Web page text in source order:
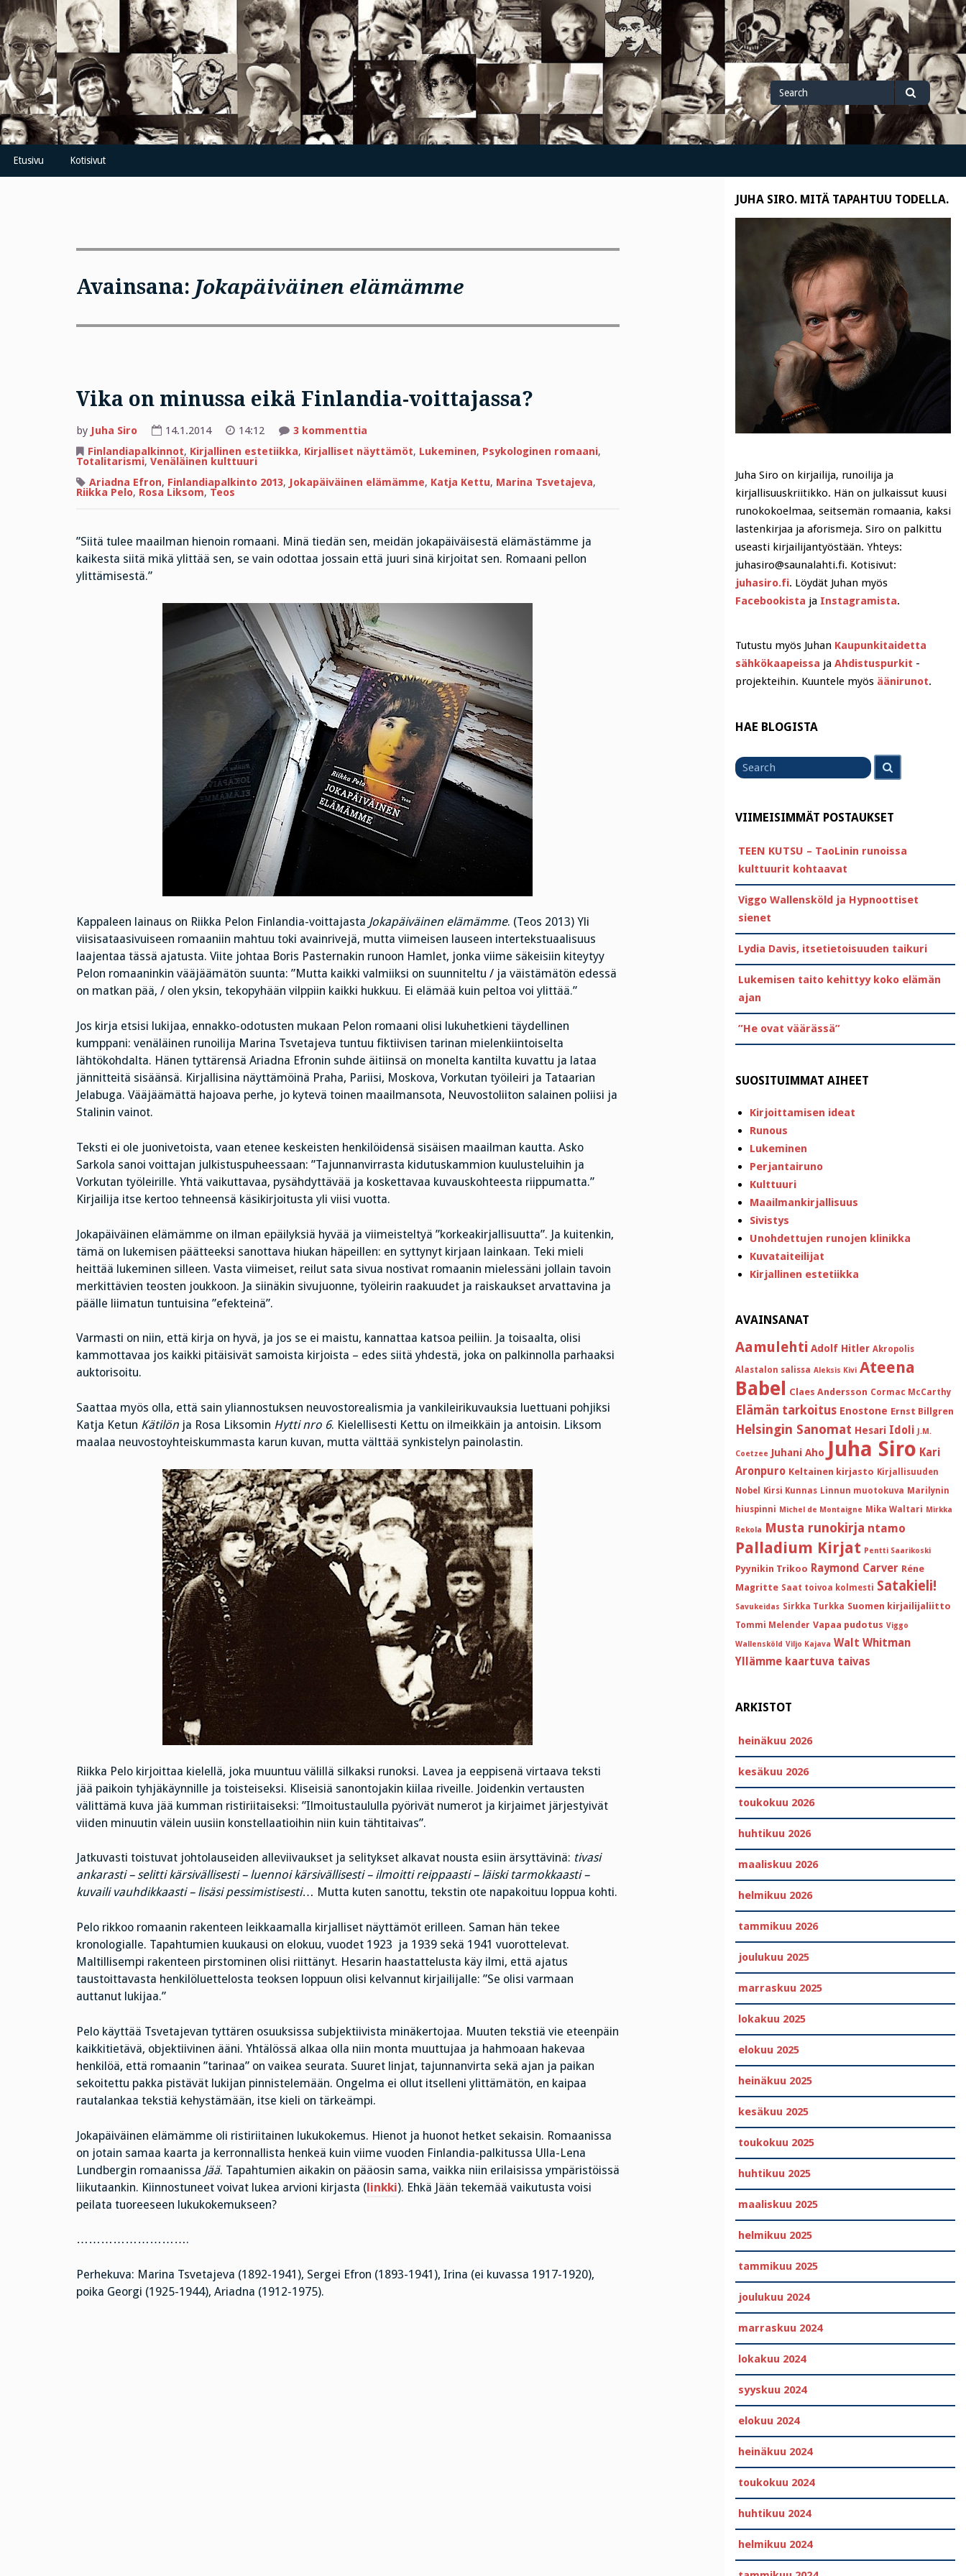
Skip
to
content
Search
for
Search
Etusivu Kotisivut
Avainsana: Jokapäiväinen elämämme
Vika on minussa eikä Finlandia-voittajassa?
by Juha Siro 14.1.2014 14:12 3 kommenttiaartikkeliin
on
minussa
Finlandia-
voittajassa?
Finlandiapalkinnot, Kirjallinen estetiikka, Kirjalliset näyttämöt, Lukeminen, Psykologinen romaani,
Totalitarismi, Venäläinen kulttuuri
Ariadna Efron, Finlandiapalkinto 2013, Jokapäiväinen elämämme, Katja Kettu, Marina Tsvetajeva,
Riikka Pelo, Rosa Liksom, Teos
”Siitä tulee maailman hienoin romaani. Minä tiedän sen, meidän jokapäiväisestä elämästämme ja
kaikesta siitä mikä ylittää sen, se vain odottaa jossain että juuri sinä kirjoitat sen. Romaani pellon
ylittämisestä.”
Kappaleen lainaus on Riikka Pelon Finlandia-voittajasta Jokapäiväinen elämämme. (Teos 2013) Yli
viisisataasivuiseen romaaniin mahtuu toki avainrivejä, mutta viimeisen lauseen intertekstuaalisuus
laajentaa tässä ajatusta. Viite johtaa Boris Pasternakin runoon Hamlet, jonka viime säkeisiin kiteytyy
Pelon romaaninkin vääjäämätön suunta: ”Mutta kaikki valmiiksi on suunniteltu / ja väistämätön edessä
on matkan pää, / olen yksin, tekopyhään vilppiin kaikki hukkuu. Ei elämää kuin peltoa voi ylittää.”
Jos kirja etsisi lukijaa, ennakko-odotusten mukaan Pelon romaani olisi lukuhetkieni täydellinen
kumppani: venäläinen runoilija Marina Tsvetajeva tuntuu fiktiivisen tarinan mielenkiintoiselta
lähtökohdalta. Hänen tyttärensä Ariadna Efronin suhde äitiinsä on monelta kantilta kuvattu ja lataa
jännitteitä sisäänsä. Kirjallisina näyttämöinä Praha, Pariisi, Moskova, Vorkutan työileiri ja Tataarian
Jelabuga. Vääjäämättä hajoava perhe, jo kytevä toinen maailmansota, Neuvostoliiton salainen poliisi ja
Stalinin vainot.
Teksti ei ole juonivetoista, vaan etenee keskeisten henkilöidensä sisäisen maailman kautta. Asko
Sarkola sanoi voittajan julkistuspuheessaan: ”Tajunnanvirrasta kidutuskammion kuulusteluihin ja
Vorkutan työleirille. Yhtä vaikuttavaa, pysähdyttävää ja koskettavaa kuvauskohteesta riippumatta.”
Kirjailija itse kertoo tehneensä käsikirjoitusta yli viisi vuotta.
Jokapäiväinen elämämme on ilman epäilyksiä hyvää ja viimeisteltyä ”korkeakirjallisuutta”. Ja kuitenkin,
tämä on lukemisen päätteeksi sanottava hiukan häpeillen: en syttynyt kirjaan lainkaan. Teki mieli
heittää lukeminen silleen. Vasta viimeiset, reilut sata sivua nostivat romaanin mielessäni jollain tavoin
merkittävien teosten joukkoon. Ja siinäkin sivujuonne, työleirin raakuudet ja raiskaukset arvattavina ja
päälle liimatun tuntuisina ”efekteinä”.
Varmasti on niin, että kirja on hyvä, ja jos se ei maistu, kannattaa katsoa peiliin. Ja toisaalta, olisi
kammottavaa jos kaikki pitäisivät samoista kirjoista – edes siitä yhdestä, joka on palkinnolla parhaaksi
auktorisoitu.
Saattaa myös olla, että sain yliannostuksen neuvostorealismia ja vankileirikuvauksia luettuani pohjiksi
Katja Ketun Kätilönja Rosa Liksomin Hytti nro 6. Kielellisesti Kettu on ilmeikkäin ja antoisin. Liksom
maalaa neuvostoyhteiskummasta karun kuvan, mutta välttää synkistelyn painolastin.
Riikka Pelo kirjoittaa kielellä, joka muuntuu välillä silkaksi runoksi. Lavea ja eeppisenä virtaava teksti
jää paikoin tyhjäkäynnille ja toisteiseksi. Kliseisiä sanontojakin kiilaa riveille. Joidenkin vertausten
välittämä kuva jää kumman ristiriitaiseksi: ”Ilmoitustaululla pyörivät numerot ja kirjaimet järjestyivät
viiden minuutin välein uusiin konstellaatioihin niin kuin tähtitaivas”.
Jatkuvasti toistuvat johtolauseiden alleviivaukset ja selitykset alkavat nousta esiin ärsyttävinä: tivasi
ankarasti – selitti kärsivällisesti – luennoi kärsivällisesti – ilmoitti reippaasti – läiski tarmokkaasti –
kuvaili vauhdikkaasti – lisäsi pessimistisesti… Mutta kuten sanottu, tekstin ote napakoituu loppua kohti.
Pelo rikkoo romaanin rakenteen leikkaamalla kirjalliset näyttämöt erilleen. Saman hän tekee
kronologialle. Tapahtumien kuukausi on elokuu, vuodet 1923 ja 1939 sekä 1941 vuorottelevat.
Maltillisempi rakenteen pirstominen olisi riittänyt. Hesarin haastattelusta käy ilmi, että ajatus
taustoittavasta henkilöluettelosta teoksen loppuun olisi kelvannut kirjailijalle: ”Se olisi varmaan
auttanut lukijaa.”
Pelo käyttää Tsvetajevan tyttären osuuksissa subjektiivista minäkertojaa. Muuten tekstiä vie eteenpäin
kaikkitietävä, objektiivinen ääni. Yhtälössä alkaa olla niin monta muuttujaa ja hahmoaan hakevaa
henkilöä, että romaanin ”tarinaa” on vaikea seurata. Suuret linjat, tajunnanvirta sekä ajan ja paikan
sekoitettu pakka pistävät lukijan pinnistelemään. Ongelma ei ollut itselleni ylittämätön, en kaipaa
rautalankaa tekstiä kehystämään, itse kieli on tärkeämpi.
Jokapäiväinen elämämme oli ristiriitainen lukukokemus. Hienot ja huonot hetket sekaisin. Romaanissa
on jotain samaa kaarta ja kerronnallista henkeä kuin viime vuoden Finlandia-palkitussa Ulla-Lena
Lundbergin romaanissa Jää. Tapahtumien aikakin on pääosin sama, vaikka niin erilaisissa ympäristöissä
liikutaankin. Kiinnostuneet voivat lukea arvioni kirjasta (linkki). Ehkä Jään tekemää vaikutusta voisi
peilata tuoreeseen lukukokemukseen?
……………………….
Perhekuva: Marina Tsvetajeva (1892-1941), Sergei Efron (1893-1941), Irina (ei kuvassa 1917-1920),
poika Georgi (1925-1944), Ariadna (1912-1975).
JUHA SIRO. MITÄ TAPAHTUU TODELLA.
Juha Siro on kirjailija, runoilija ja
kirjallisuuskriitikko. Hän on julkaissut kuusi
runokokoelmaa, seitsemän romaania, kaksi
lastenkirjaa ja aforismeja. Siro on palkittu
useasti kirjailijantyöstään. Yhteys:
juhasiro@saunalahti.fi. Kotisivut:
juhasiro.fi. Löydät Juhan myös
Facebookista ja Instagramista.
Tutustu myös Juhan Kaupunkitaidetta
sähkökaapeissa ja Ahdistuspurkit -
projekteihin. Kuuntele myös äänirunot.
HAE BLOGISTA
for
VIIMEISIMMÄT POSTAUKSET
TEEN KUTSU – TaoLinin runoissa
kulttuurit kohtaavat
Viggo Wallensköld ja Hypnoottiset
sienet
Lydia Davis, itsetietoisuuden taikuri
Lukemisen taito kehittyy koko elämän
ajan
”He ovat väärässä”
SUOSITUIMMAT AIHEET
Kirjoittamisen ideat
Runous
Lukeminen
Perjantairuno
Kulttuuri
Maailmankirjallisuus
Sivistys
Unohdettujen runojen klinikka
Kuvataiteilijat
Kirjallinen estetiikka
AVAINSANAT
Aamulehti Adolf Hitler Akropolis
Alastalon salissa Aleksis Kivi Ateena
Babel Claes Andersson Cormac McCarthy
Elämän tarkoitus Enostone Ernst Billgren
Helsingin Sanomat Hesari Idoli J.M.
Coetzee Juhani Aho Juha Siro Kari
Aronpuro Keltainen kirjasto Kirjallisuuden
Nobel
Kirsi Kunnas Linnun muotokuva Marilynin
hiuspinni Michel de Montaigne Mika Waltari Mirkka
Rekola Musta runokirja ntamo
Palladium Kirjat Pentti Saarikoski
Pyynikin Trikoo Raymond Carver Réne
Magritte Saat toivoa kolmesti Satakieli!
Savukeidas Sirkka Turkka Suomen kirjailijaliitto
Tommi Melender Vapaa pudotus Viggo
Wallensköld Viljo Kajava Walt Whitman
Yllämme kaartuva taivas
ARKISTOT
heinäkuu 2026
kesäkuu 2026
toukokuu 2026
huhtikuu 2026
maaliskuu 2026
helmikuu 2026
tammikuu 2026
joulukuu 2025
marraskuu 2025
lokakuu 2025
elokuu 2025
heinäkuu 2025
kesäkuu 2025
toukokuu 2025
huhtikuu 2025
maaliskuu 2025
helmikuu 2025
tammikuu 2025
joulukuu 2024
marraskuu 2024
lokakuu 2024
syyskuu 2024
elokuu 2024
heinäkuu 2024
toukokuu 2024
huhtikuu 2024
helmikuu 2024